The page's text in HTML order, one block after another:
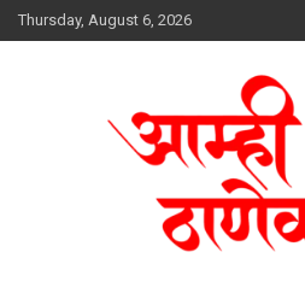
Skip
to
Thursday, August 6, 2026